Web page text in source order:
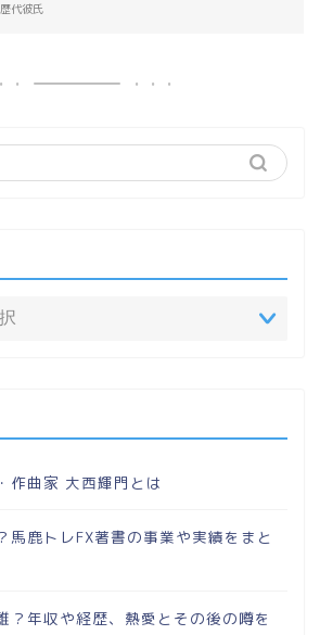
代彼氏
作曲家 大西輝門とは
馬鹿トレFX著書の事業や実績をまと
？年収や経歴、熱愛とその後の噂を